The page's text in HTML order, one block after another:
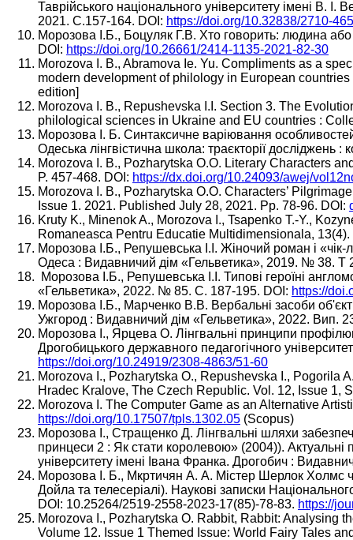
Таврійського національного університету імені В.
2021. С.157-164. DOI: https://doi.org/10.32838/2710-
Морозова І.Б., Боцуляк Г.В. Хто говорить: людина
DOI: https://doi.org/10.26661/2414-1135-2021-82-30
Morozova I. B., Abramova Ie. Yu. Compliments as a
modern development of philology in European
edition]
Morozova І. B., Repushevska І.І. Section 3. The
philological sciences in Ukraine and EU countries :
Морозова І. Б. Синтаксичне варіювання особливостей
Одеська лінгвістична школа: траєкторії
Morozova I. B., Pozharytska O.O. Literary Characters
P. 457-468. DOI: https://dx.doi.org/10.24093/awej/
Morozova I. B., Pozharytska O.O. Characters’
Issue 1. 2021. Published July 28, 2021. Pp. 78-96. DOI:
Kruty K., Minenok A., Morozova I., Tsapenko T.-Y.,
Romaneasca Pentru Educatie Multidimensionala,
Морозова І.Б., Репушевська І.І. Жіночий роман і «чік-
Одеса : Видавничий дім «Гельветика», 2019. № 38.
Морозова І.Б., Репушевська І.І. Типові героїні
«Гельветика», 2022. № 85. С. 187-195. DOI: https://
Морозова І.Б., Марченко В.В. Вербальні засоби
Ужгород : Видавничий дім «Гельветика», 2022. Вип.
Морозова І., Ярцева О. Лінгвальні принципи
Дрогобицького державного педагогічного
https://doi.org/10.24919/2308-4863/51-60
Morozova I., Pozharytska O., Repushevska I., Pogorila
Hradec Kralove, The Czech Republic. Vol. 12, Issue 1,
Morozova I. The Computer Game as an Alternative
https://doi.org/10.17507/tpls.1302.05 (Scopus)
Морозова І., Стращенко Д. Лінгвальні шляхи
принцеси 2 : Як стати королевою» (2004)). Актуальні
університету імені Івана Франка. Дрогобич :
Морозова І. Б., Мкртичян А. А. Містер Шерлок Холмс
Дойла та телесеріалі). Наукові записки
DOI: 10.25264/2519-2558-2023-17(85)-78-83. https://
Morozova I., Pozharytska O. Rabbit, Rabbit: Analysing
Volume 12. Issue 1 Themed Issue: World Fairy Tales